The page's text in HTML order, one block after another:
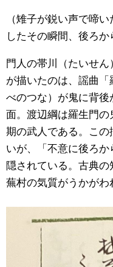
（雉子が鋭い声で啼
したその瞬間、後ろか
門人の帯川（たいせ
が描いたのは、謡曲
べのつな）が鬼に背
面。渡辺綱は羅生門
期の武人である。こ
いが、「不意に後ろ
隠されている。古典
蕪村の気質がうかがわ